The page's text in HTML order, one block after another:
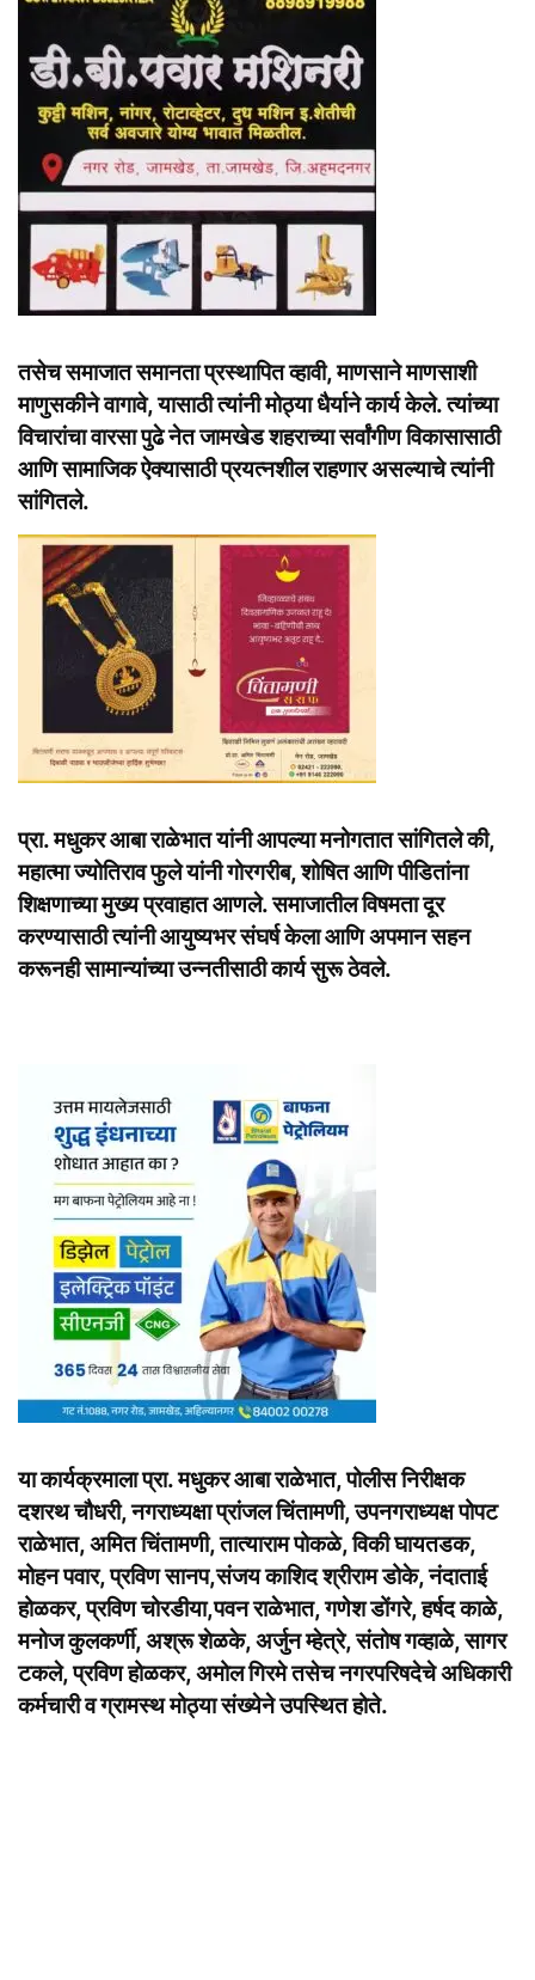
तसेच समाजात समानता प्रस्थापित व्हावी, माणसाने माणसाशी
माणुसकीने वागावे, यासाठी त्यांनी मोठ्या धैर्याने कार्य केले. त्यांच्या
विचारांचा वारसा पुढे नेत जामखेड शहराच्या सर्वांगीण विकासासाठी
आणि सामाजिक ऐक्यासाठी प्रयत्नशील राहणार असल्याचे त्यांनी
सांगितले.
प्रा. मधुकर आबा राळेभात यांनी आपल्या मनोगतात सांगितले की,
महात्मा ज्योतिराव फुले यांनी गोरगरीब, शोषित आणि पीडितांना
शिक्षणाच्या मुख्य प्रवाहात आणले. समाजातील विषमता दूर
करण्यासाठी त्यांनी आयुष्यभर संघर्ष केला आणि अपमान सहन
करूनही सामान्यांच्या उन्नतीसाठी कार्य सुरू ठेवले.
या कार्यक्रमाला प्रा. मधुकर आबा राळेभात, पोलीस निरीक्षक
दशरथ चौधरी, नगराध्यक्षा प्रांजल चिंतामणी, उपनगराध्यक्ष पोपट
राळेभात, अमित चिंतामणी, तात्याराम पोकळे, विकी घायतडक,
मोहन पवार, प्रविण सानप,संजय काशिद श्रीराम डोके, नंदाताई
होळकर, प्रविण चोरडीया,पवन राळेभात, गणेश डोंगरे, हर्षद काळे,
मनोज कुलकर्णी, अश्रू शेळके, अर्जुन म्हेत्रे, संतोष गव्हाळे, सागर
टकले, प्रविण होळकर, अमोल गिरमे तसेच नगरपरिषदेचे अधिकारी
कर्मचारी व ग्रामस्थ मोठ्या संख्येने उपस्थित होते.